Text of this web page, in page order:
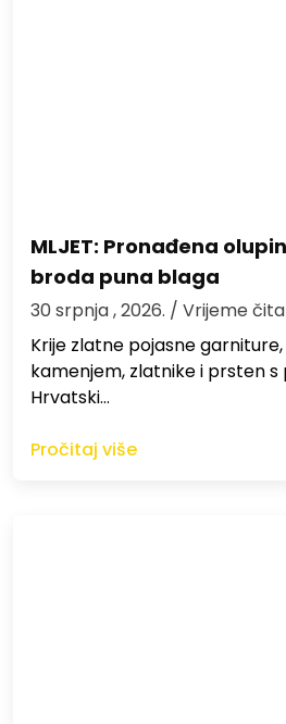
MLJET: Pronađena
broda puna blaga
30 srpnja , 2026. / Vrijeme
Krije zlatne pojasne
kamenjem, zlatnike i prsten
Hrvatski…
Pročitaj više